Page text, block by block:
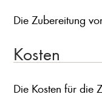
Die Zubereitung
Kosten
Die Kosten für die